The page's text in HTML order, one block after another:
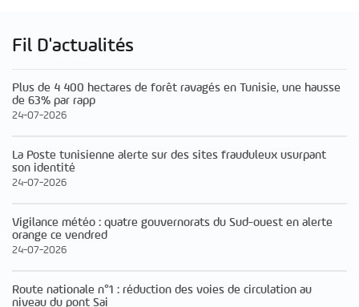
Fil D'actualités
Plus de 4 400 hectares de forêt ravagés en Tunisie, une hausse
de 63% par rapp
24-07-2026
La Poste tunisienne alerte sur des sites frauduleux usurpant
son identité
24-07-2026
Vigilance météo : quatre gouvernorats du Sud-ouest en alerte
orange ce vendred
24-07-2026
Route nationale n°1 : réduction des voies de circulation au
niveau du pont Sai